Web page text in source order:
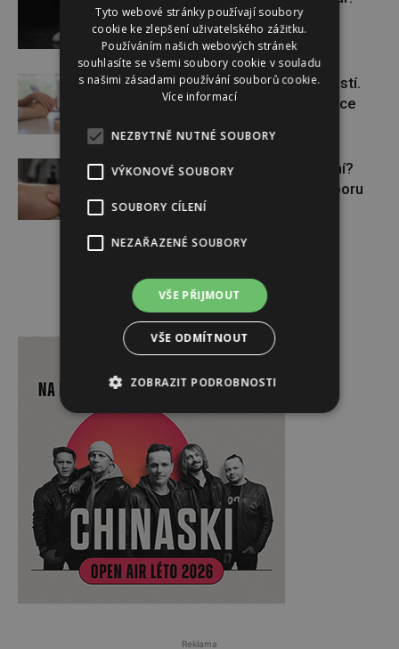
Těhotenství není samozřejmostí.
Pomáhá asistovaná reprodukce
Lymfatický systém v ohrožení?
Využijte moderní nutriční podporu
Reklama
Tyto webové stránky používají soubory
cookie ke zlepšení uživatelského zážitku.
Používáním našich webových stránek
souhlasíte se všemi soubory cookie v souladu
s našimi zásadami používání souborů cookie.
Více informací
NEZBYTNĚ NUTNÉ SOUBORY
VÝKONOVÉ SOUBORY
SOUBORY CÍLENÍ
NEZAŘAZENÉ SOUBORY
VŠE PŘIJMOUT
VŠE ODMÍTNOUT
ZOBRAZIT PODROBNOSTI